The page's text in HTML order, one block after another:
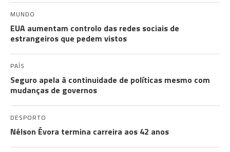
MUNDO
EUA aumentam controlo das redes sociais de
estrangeiros que pedem vistos
PAÍS
Seguro apela à continuidade de políticas mesmo com
mudanças de governos
DESPORTO
Nélson Évora termina carreira aos 42 anos